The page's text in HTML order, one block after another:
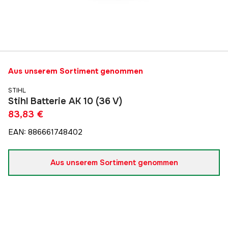
Aus unserem Sortiment genommen
STIHL
Stihl Batterie AK 10 (36 V)
83,83 €
EAN: 886661748402
Aus unserem Sortiment genommen